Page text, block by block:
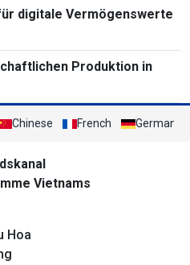
digitale Vermögenswerte
Produktion in
Chinese French German
Vietnams
Hoa